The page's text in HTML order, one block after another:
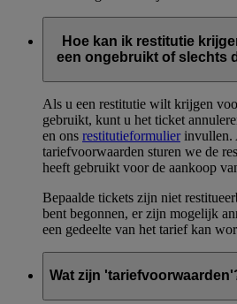
Hoe kan ik restitutie
een ongebruikt of slechts
Als u een restitutie wilt krijgen
gebruikt, kunt u het ticket
en ons restitutieformulierinvullen.
tariefvoorwaarden sturen we de
heeft gebruikt voor de aankoop
Bepaalde tickets zijn niet
bent begonnen, er zijn mogelijk
een gedeelte van het tarief kan
Wat zijn